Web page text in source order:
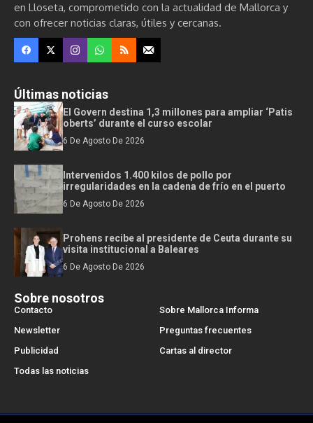
en Lloseta, comprometido con la actualidad de Mallorca y
con ofrecer noticias claras, útiles y cercanas.
Últimas noticias
El Govern destina 1,3 millones para ampliar ‘Patis
oberts’ durante el curso escolar
6 De Agosto De 2026
Intervenidos 1.400 kilos de pollo por
irregularidades en la cadena de frío en el puerto
6 De Agosto De 2026
Prohens recibe al presidente de Ceuta durante su
visita institucional a Baleares
6 De Agosto De 2026
Sobre nosotros
Contacto
Sobre Mallorca Informa
Newsletter
Preguntas frecuentes
Publicidad
Cartas al director
Todas las noticias